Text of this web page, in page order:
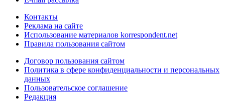
Контакты
Реклама на сайте
Использование материалов korrespondent.net
Правила пользования сайтом
Договор пользования сайтом
Политика в сфере конфиденциальности и персональных
данных
Пользовательское соглашение
Редакция